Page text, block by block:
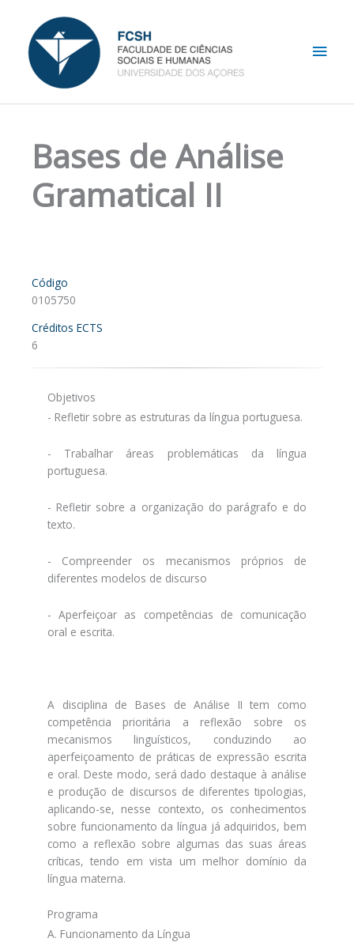
content
Bases de Análise
Gramatical II
Código
0105750
Créditos ECTS
6
Objetivos
- Refletir sobre as estruturas da língua portuguesa.
- Trabalhar áreas problemáticas da língua
portuguesa.
- Refletir sobre a organização do parágrafo e do
texto.
- Compreender os mecanismos próprios de
diferentes modelos de discurso
- Aperfeiçoar as competências de comunicação
oral e escrita.
A disciplina de Bases de Análise II tem como
competência prioritária a reflexão sobre os
mecanismos linguísticos, conduzindo ao
aperfeiçoamento de práticas de expressão escrita
e oral. Deste modo, será dado destaque à análise
e produção de discursos de diferentes tipologias,
aplicando-se, nesse contexto, os conhecimentos
sobre funcionamento da língua já adquiridos, bem
como a reflexão sobre algumas das suas áreas
críticas, tendo em vista um melhor domínio da
língua materna.
Programa
A. Funcionamento da Língua